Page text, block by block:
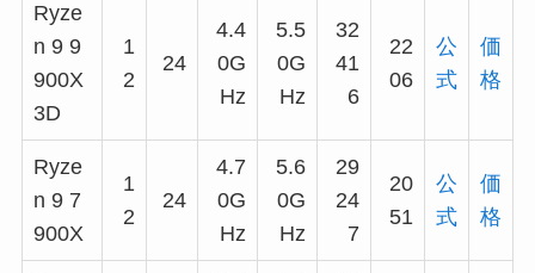
Ryze
n 9 9
900X
3D
1
2
24
4.4
0G
Hz
5.5
0G
Hz
32
41
6
22
06
公
式
価
格
Ryze
n 9 7
900X
1
2
24
4.7
0G
Hz
5.6
0G
Hz
29
24
7
20
51
公
式
価
格